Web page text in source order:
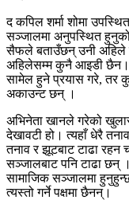
द कपिल शर्मा शोमा
सञ्जालमा अनुपस्थित हुनुको
सैफले बताउँछन् उनी अहिले
अहिलेसम्म कुनै आइडी
सामेल हुने प्रयास गरे, तर
अकाउन्ट छन् ।
अभिनेता खानले गरेको
देखावटी हो। त्यहाँ धेरै
तनाव र झूटबाट टाढा
सञ्जालबाट पनि टाढा
सामाजिक सञ्जालमा
त्यस्तो गर्ने पक्षमा छैनन्।